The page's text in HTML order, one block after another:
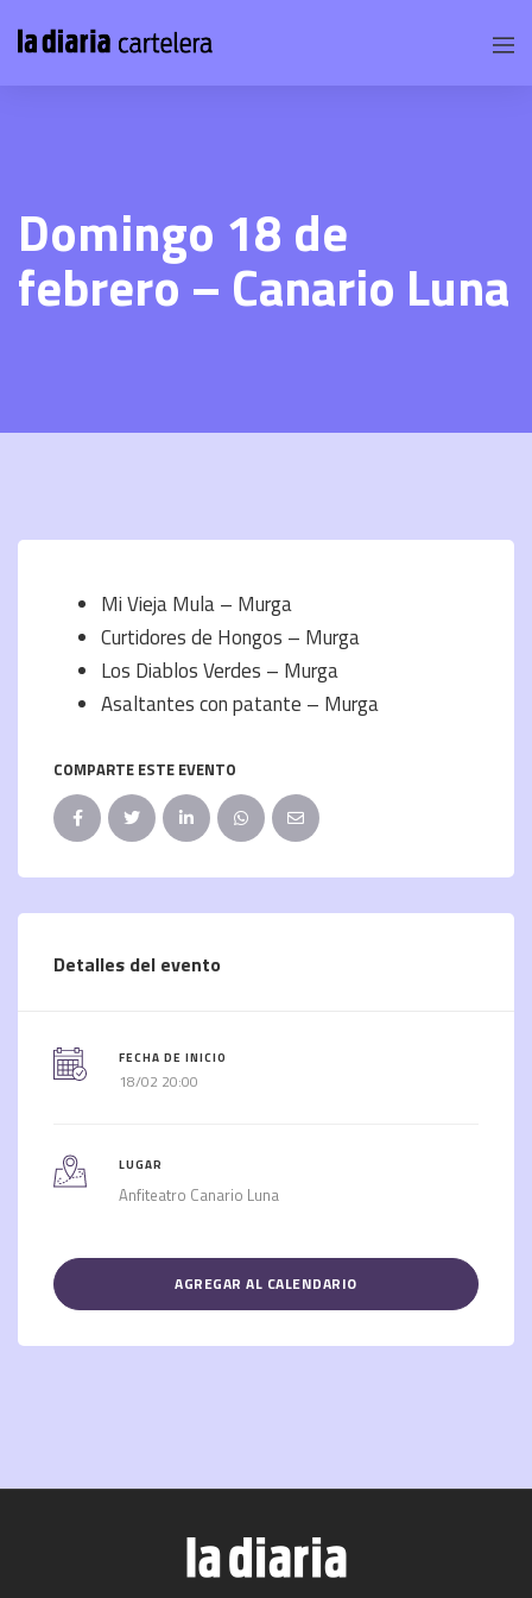
Domingo 18 de
febrero – Canario Luna
Mi Vieja Mula – Murga
Curtidores de Hongos – Murga
Los Diablos Verdes – Murga
Asaltantes con patante – Murga
COMPARTE ESTE EVENTO
Detalles del evento
FECHA DE INICIO
18/02 20:00
LUGAR
Anfiteatro Canario Luna
AGREGAR AL CALENDARIO